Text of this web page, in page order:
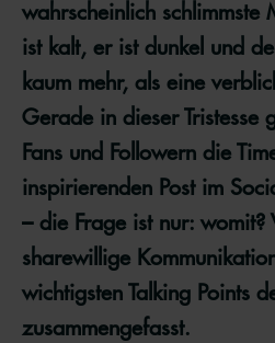
wahrscheinlich schlimmste
ist kalt, er ist dunkel und
kaum mehr, als eine
Gerade in dieser Tristesse
Fans und Followern die
inspirierenden Post im
– die Frage ist nur:
sharewillige
wichtigsten Talking Points
zusammengefasst.